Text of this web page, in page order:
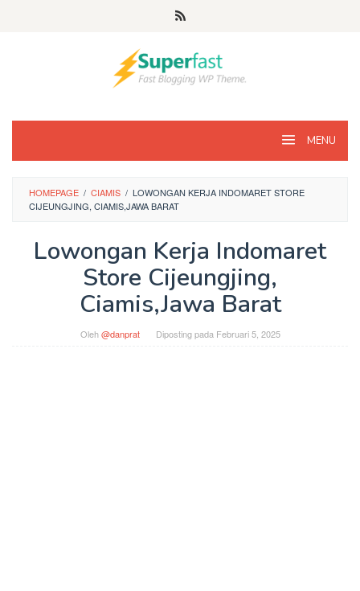
MENU
HOMEPAGE / CIAMIS / LOWONGAN KERJA INDOMARET STORE
CIJEUNGJING, CIAMIS,JAWA BARAT
Lowongan Kerja Indomaret
Store Cijeungjing,
Ciamis,Jawa Barat
Oleh@danprat Diposting pada Februari 5, 2025